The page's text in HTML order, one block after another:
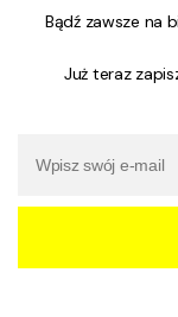
Bądź zawsze na
Już teraz